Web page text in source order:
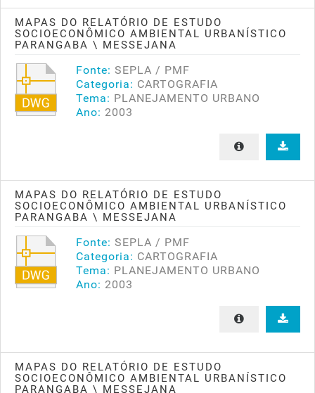
MAPAS DO RELATÓRIO DE ESTUDO
SOCIOECONÔMICO AMBIENTAL URBANÍSTICO
PARANGABA \ MESSEJANA
Fonte: SEPLA / PMF
Categoria: CARTOGRAFIA
Tema: PLANEJAMENTO URBANO
Ano: 2003
MAPAS DO RELATÓRIO DE ESTUDO
SOCIOECONÔMICO AMBIENTAL URBANÍSTICO
PARANGABA \ MESSEJANA
Fonte: SEPLA / PMF
Categoria: CARTOGRAFIA
Tema: PLANEJAMENTO URBANO
Ano: 2003
MAPAS DO RELATÓRIO DE ESTUDO
SOCIOECONÔMICO AMBIENTAL URBANÍSTICO
PARANGABA \ MESSEJANA